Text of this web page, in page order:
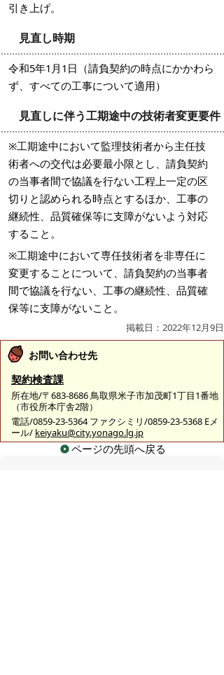
引き上げ。
見直し時期
令和5年1月1日（請負契約の時点にかかわら
ず、すべての工事について適用）
見直しに伴う工期途中の技術者変更要件
※工期途中において監理技術者から主任技
術者への交代は必要最小限とし、請負契約
の当事者間で協議を行ない工程上一定の区
切りと認められる時点とするほか、工事の
継続性、品質確保等に支障がないよう対応
すること。
※工期途中において専任技術者を非専任に
変更することについて、請負契約の当事者
間で協議を行ない、工事の継続性、品質確
保等に支障がないこと。
掲載日：2022年12月9日
お問い合わせ先
契約検査課
所在地/〒683-8686 鳥取県米子市加茂町1丁目1番地
（市役所本庁舎2階）
電話/0859-23-5364 ファクシミリ/0859-23-5368 Eメ
ール/ keiyaku@city.yonago.lg.jp
ページの先頭へ戻る